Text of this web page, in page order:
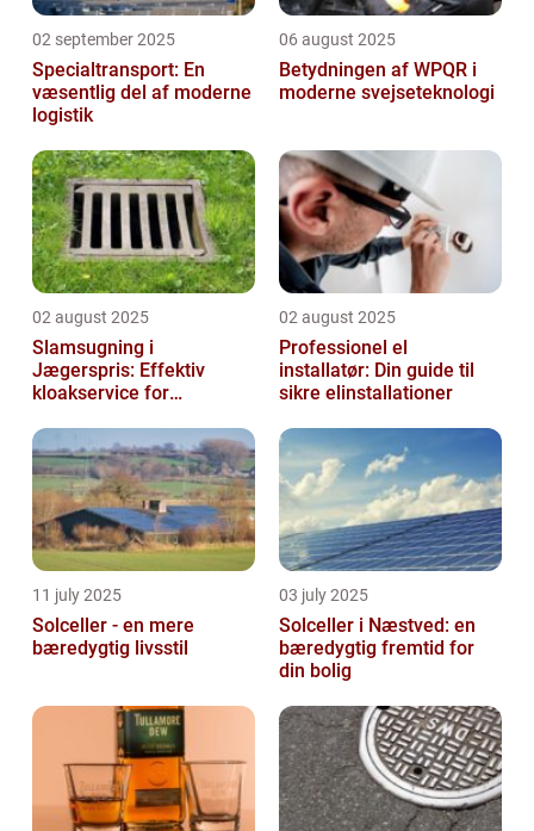
02 september 2025
Specialtransport: En
væsentlig del af moderne
logistik
06 august 2025
Betydningen af WPQR i
moderne svejseteknologi
02 august 2025
Slamsugning i
Jægerspris: Effektiv
kloakservice for
vedligeholdelse
02 august 2025
Professionel el
installatør: Din guide til
sikre elinstallationer
11 july 2025
Solceller - en mere
bæredygtig livsstil
03 july 2025
Solceller i Næstved: en
bæredygtig fremtid for
din bolig